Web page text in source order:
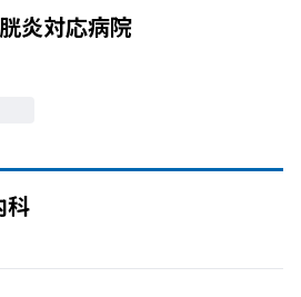
炎対応病院
科